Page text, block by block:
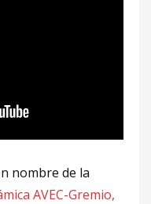
nombre de la
AVEC-Gremio,